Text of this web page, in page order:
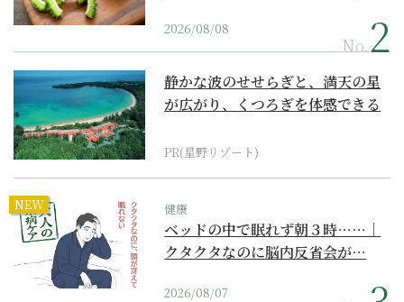
2026/08/08
No.
静かな波のせせらぎと、満天の星
が広がり、くつろぎを体感できる
PR(星野リゾート)
NEW 健康
ベッドの中で眠れず朝３時……｜
クタクタなのに脳内反省会が…
2026/08/07